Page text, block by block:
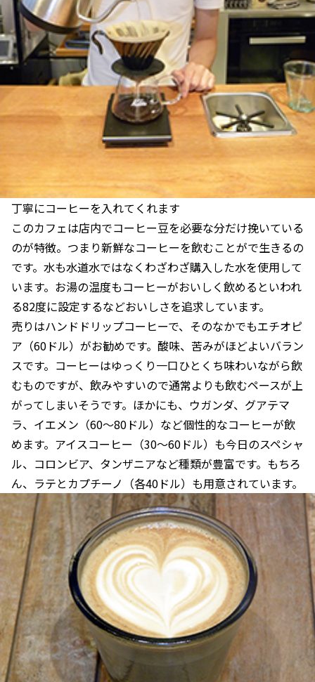
丁寧にコーヒーを入れてくれます
このカフェは店内でコーヒー豆を必要な分だけ挽いている
のが特徴。つまり新鮮なコーヒーを飲むことがで生きるの
です。水も水道水ではなくわざわざ購入した水を使用して
います。お湯の温度もコーヒーがおいしく飲めるといわれ
る82度に設定するなどおいしさを追求しています。
売りはハンドドリップコーヒーで、そのなかでもエチオピ
ア（60ドル）がお勧めです。酸味、苦みがほどよいバラン
スです。コーヒーはゆっくり一口ひとくち味わいながら飲
むものですが、飲みやすいので通常よりも飲むペースが上
がってしまいそうです。ほかにも、ウガンダ、グアテマ
ラ、イエメン（60～80ドル）など個性的なコーヒーが飲
めます。アイスコーヒー（30～60ドル）も今日のスペシャ
ル、コロンビア、タンザニアなど種類が豊富です。もちろ
ん、ラテとカプチーノ（各40ドル）も用意されています。